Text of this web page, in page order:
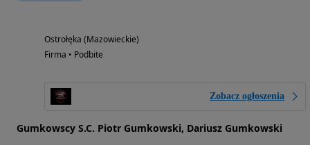
Ostrołęka (Mazowieckie)
Firma • Podbite
Zobacz ogłoszenia
Gumkowscy S.C. Piotr Gumkowski, Dariusz Gumkowski